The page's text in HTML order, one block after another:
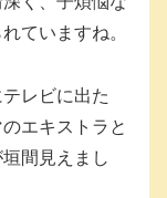
ていますね。
レビに出た
エキストラと
間見えまし